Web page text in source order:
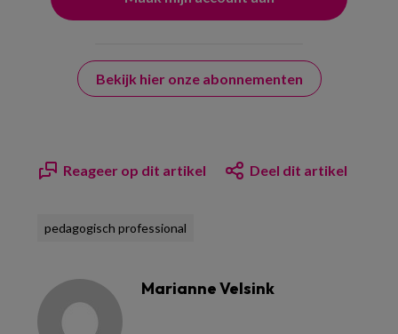
Bekijk hier onze abonnementen
Reageer op dit artikel Deel dit artikel
pedagogisch professional
Marianne Velsink